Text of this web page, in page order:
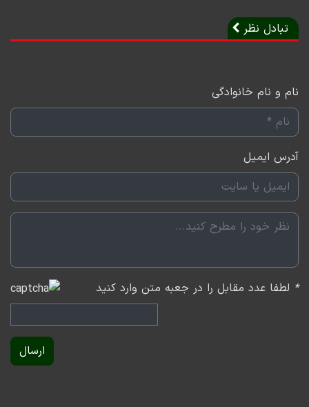
تبادل نظر
نام و نام خانوادگی
آدرس ایمیل
* لطفا عدد مقابل را در جعبه متن وارد کنید
ارسال